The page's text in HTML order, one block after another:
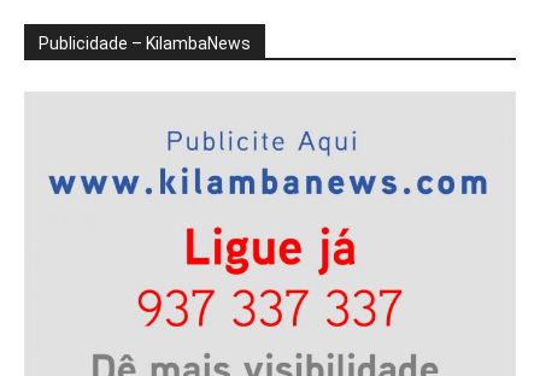
Publicidade – KilambaNews